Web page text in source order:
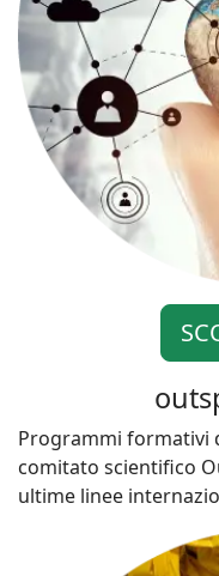
Programmi formativi
comitato scientifico
ultime linee